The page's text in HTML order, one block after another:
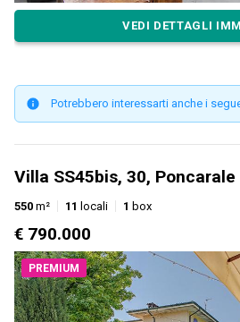
VEDI DETTAGLI
Potrebbero interessarti anche i
Villa SS45bis, 30, Poncarale
550 m² 11 locali 1 box
€ 790.000
PREMIUM